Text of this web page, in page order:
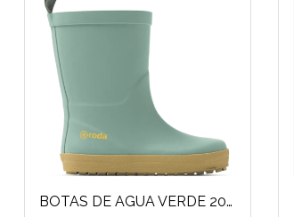
BOTAS DE AGUA VERDE 2026